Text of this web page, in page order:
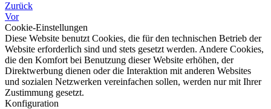
Zurück
Vor
Cookie-Einstellungen
Diese Website benutzt Cookies, die für den technischen Betrieb der
Website erforderlich sind und stets gesetzt werden. Andere Cookies,
die den Komfort bei Benutzung dieser Website erhöhen, der
Direktwerbung dienen oder die Interaktion mit anderen Websites
und sozialen Netzwerken vereinfachen sollen, werden nur mit Ihrer
Zustimmung gesetzt.
Konfiguration